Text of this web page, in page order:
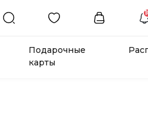
Подарочные
карты